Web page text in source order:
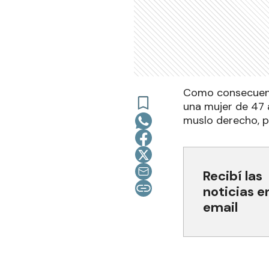
Como
una mujer de
muslo derecho,
Recibí las
noticias
email